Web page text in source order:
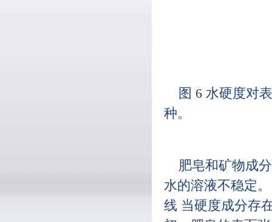
图 6 水硬度对
种。
肥皂和矿物成
水的溶液不稳定
线 当硬度成分存